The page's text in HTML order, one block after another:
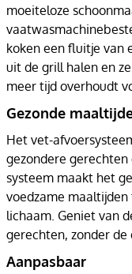
moeiteloze
koken een fluitje van
uit de grill halen en
meer tijd overhoudt
Gezonde
Het vet-
gezondere
systeem maakt het
voedzame
lichaam. Geniet van
gerechten, zonder
Aanpasbaar